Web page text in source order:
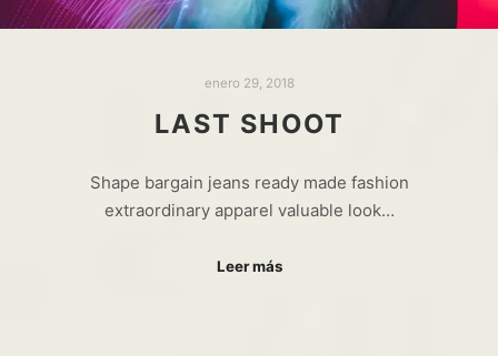
enero 29, 2018
LAST SHOOT
Shape bargain jeans ready made fashion
extraordinary apparel valuable look…
Leer más